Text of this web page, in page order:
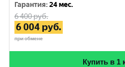
Гарантия:24 мес.
6 400руб.
6 004 руб.
при обмене
Купить в 1